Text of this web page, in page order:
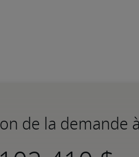
de la demande